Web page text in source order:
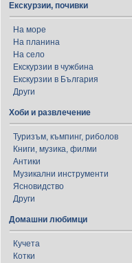
Екскурзии, почивки
На море
На планина
На село
Екскурзии в чужбина
Екскурзии в България
Други
Хоби и развлечение
Туризъм, къмпинг, риболов
Книги, музика, филми
Антики
Музикални инструменти
Ясновидство
Други
Домашни любимци
Кучета
Котки